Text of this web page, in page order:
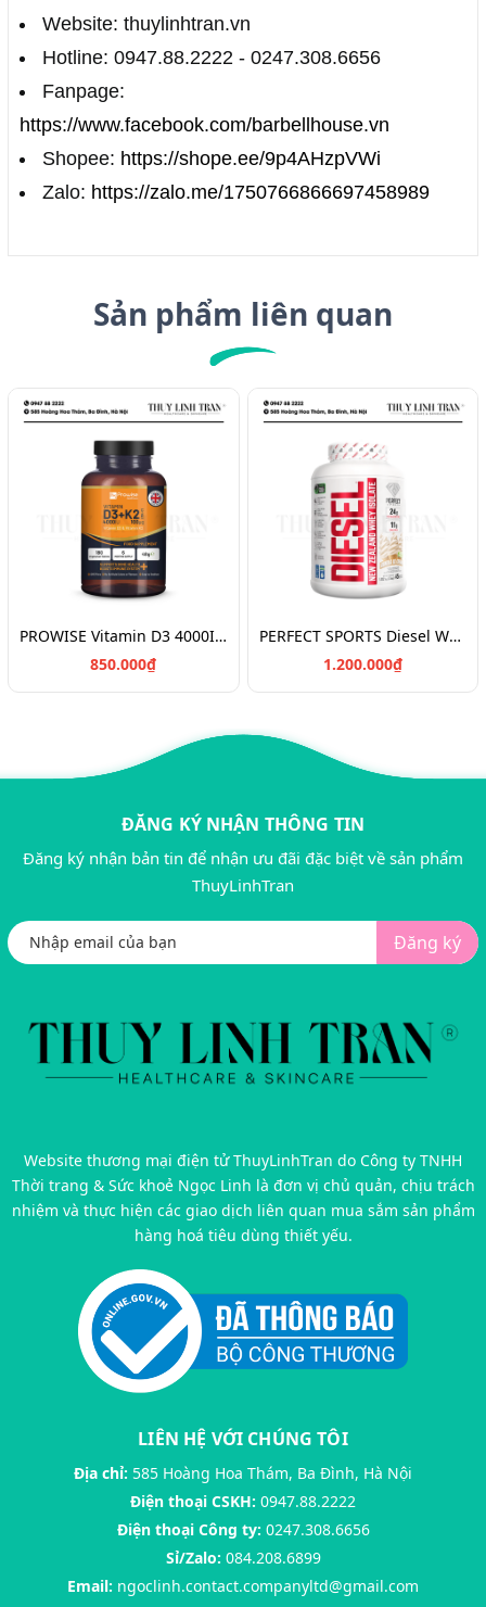
Website: thuylinhtran.vn
Hotline: 0947.88.2222 - 0247.308.6656
Fanpage:
https://www.facebook.com/barbellhouse.vn
Shopee: https://shope.ee/9p4AHzpVWi
Zalo: https://zalo.me/1750766866697458989
Sản phẩm liên quan
PROWISE Vitamin D3 4000IU + K2 180v/Vitamin chắc khỏe xương D3K2
850.000₫
PERFECT SPORTS Diesel Whey Protein/Bột đạm tăng cơ 908g
1.200.000₫
ĐĂNG KÝ NHẬN THÔNG TIN
Đăng ký nhận bản tin để nhận ưu đãi đặc biệt về sản phẩm
ThuyLinhTran
Đăng ký
Website thương mại điện tử ThuyLinhTran do Công ty TNHH
Thời trang & Sức khoẻ Ngọc Linh là đơn vị chủ quản, chịu trách
nhiệm và thực hiện các giao dịch liên quan mua sắm sản phẩm
hàng hoá tiêu dùng thiết yếu.
LIÊN HỆ VỚI CHÚNG TÔI
Địa chỉ: 585 Hoàng Hoa Thám, Ba Đình, Hà Nội
Điện thoại CSKH: 0947.88.2222
Điện thoại Công ty: 0247.308.6656
Sỉ/Zalo: 084.208.6899
Email: ngoclinh.contact.companyltd@gmail.com